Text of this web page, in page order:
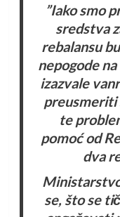
”Iako smo
sredstva
rebalansu
nepogode
izazvale
preusmeriti
te
pomoć od
dva
se, što se